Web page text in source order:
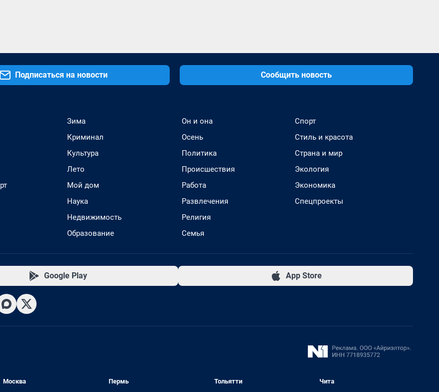
Подписаться на новости Сообщить новость
Зима
Криминал
Культура
Лето
Мой дом
Наука
Недвижимость
Образование
Он и она
Осень
Политика
Происшествия
Работа
Развлечения
Религия
Семья
Спорт
Стиль и красота
Страна и мир
Экология
Экономика
Спецпроекты
Google Play App Store
Москва
Пермь
Тольятти
Чита